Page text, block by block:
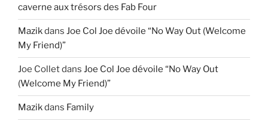
caverne aux trésors des Fab Four
Mazikdans Joe Col Joe dévoile “No Way Out (Welcome
My Friend)”
Joe Colletdans Joe Col Joe dévoile “No Way Out
(Welcome My Friend)”
Mazikdans Family